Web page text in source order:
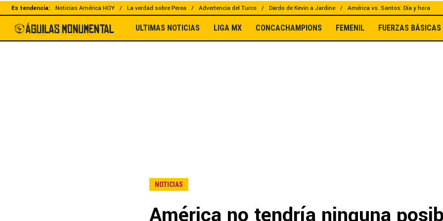
Es tendencia: Noticias América HOY La verdad sobre Perea Advertencia del Turco Dardo de Kevin a Jardine América vs. Santos: Día y hora
ULTIMAS NOTICIAS LIGA MX CONCACHAMPIONS FEMENIL FUERZAS BÁSICAS
NOTICIAS
América no tendría ninguna